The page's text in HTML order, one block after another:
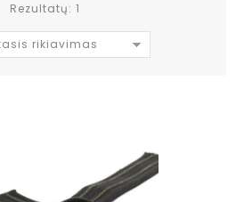
Rezultatų: 1
rikiavimas